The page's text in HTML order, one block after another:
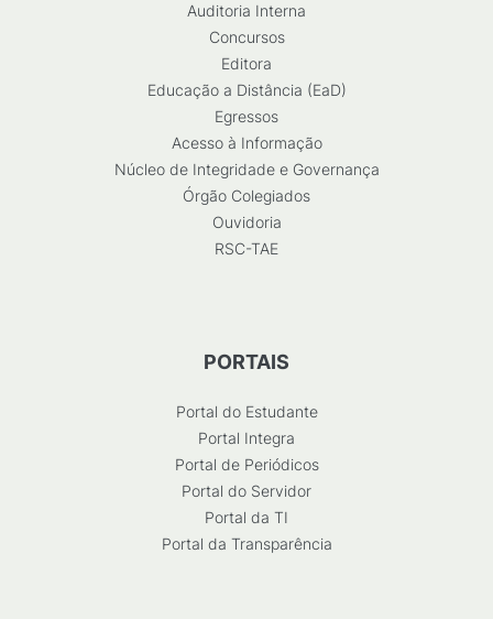
Auditoria Interna
Concursos
Editora
Educação a Distância (EaD)
Egressos
Acesso à Informação
Núcleo de Integridade e Governança
Órgão Colegiados
Ouvidoria
RSC-TAE
PORTAIS
Portal do Estudante
Portal Integra
Portal de Periódicos
Portal do Servidor
Portal da TI
Portal da Transparência